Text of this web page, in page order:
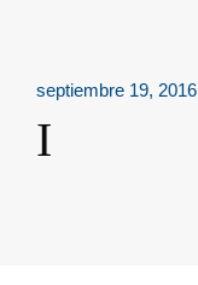
septiembre 19, 2016
I